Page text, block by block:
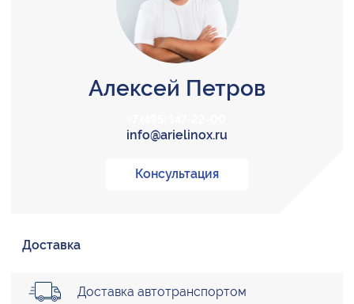
Алексей Петров
info@arielinox.ru
Консультация
Доставка
Доставка автотранспортом